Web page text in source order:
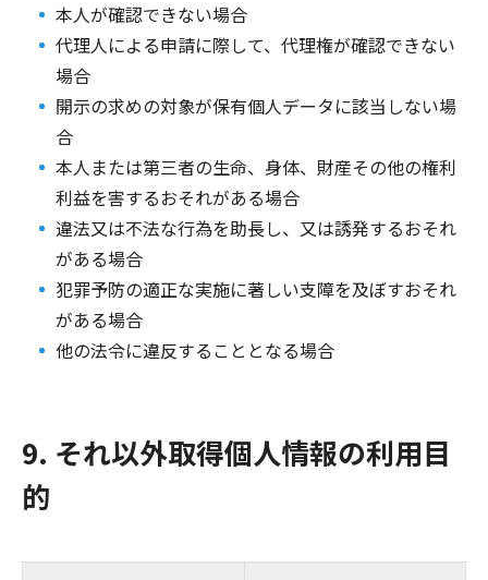
本人が確認できない場合
代理人による申請に際して、代理権が確認できない
場合
開示の求めの対象が保有個人データに該当しない場
合
本人または第三者の生命、身体、財産その他の権利
利益を害するおそれがある場合
違法又は不法な行為を助長し、又は誘発するおそれ
がある場合
犯罪予防の適正な実施に著しい支障を及ぼすおそれ
がある場合
他の法令に違反することとなる場合
9. それ以外取得個人情報の利用目
的